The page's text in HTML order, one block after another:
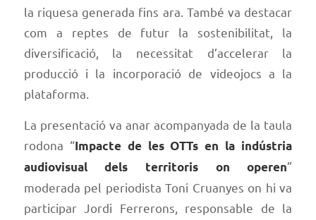
la riquesa generada fins ara. També va destacar
com a reptes de futur la sostenibilitat, la
diversificació, la necessitat d’accelerar la
producció i la incorporació de videojocs a la
plataforma.
La presentació va anar acompanyada de la taula
rodona “Impacte de les OTTs en la indústria
audiovisual dels territoris on operen”
moderada pel periodista Toni Cruanyes on hi va
participar Jordi Ferrerons, responsable de la